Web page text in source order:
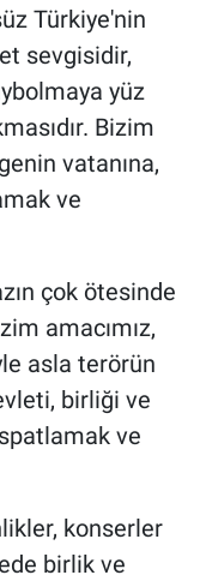
Türkiye'nin
sevgisidir,
yüz
Bizim
vatanına,
ve
çok ötesinde
amacımız,
asla terörün
birliği ve
ve
konserler
birlik ve